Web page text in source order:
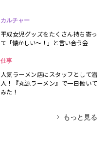
カルチャー
平成女児グッズをたくさん持ち寄っ
て「懐かしい～！」と言い合う会
仕事
人気ラーメン店にスタッフとして潜
入！『丸源ラーメン』で一日働いて
みた！
もっと見る